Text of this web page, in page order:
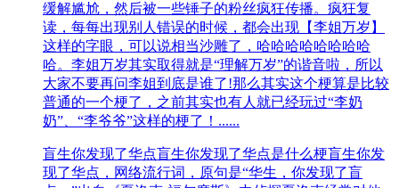
缓解尴尬，然后被一些锤子的粉丝疯狂传播。疯狂复
读，每每出现别人错误的时候，都会出现【李姐万岁】
这样的字眼，可以说相当沙雕了，哈哈哈哈哈哈哈哈
哈。李姐万岁其实取得就是“理解万岁”的谐音啦，所以
大家不要再问李姐到底是谁了!那么其实这个梗算是比较
普通的一个梗了，之前其实也有人就已经玩过“李奶
奶”、“李爷爷”这样的梗了！......
盲生你发现了华点盲生你发现了华点是什么梗盲生你发
现了华点，网络流行词，原句是“华生，你发现了盲